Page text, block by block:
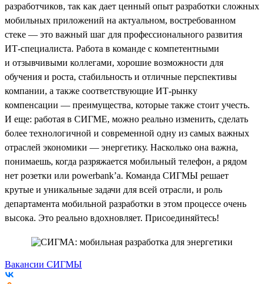
разработчиков, так как дает ценный опыт разработки сложных
мобильных приложений на актуальном, востребованном
стеке — это важный шаг для профессионального развития
ИТ-специалиста. Работа в команде с компетентными
и отзывчивыми коллегами, хорошие возможности для
обучения и роста, стабильность и отличные перспективы
компании, а также соответствующие ИТ-рынку
компенсации — преимущества, которые также стоит учесть.
И еще: работая в СИГМЕ, можно реально изменить, сделать
более технологичной и современной одну из самых важных
отраслей экономики — энергетику. Насколько она важна,
понимаешь, когда разряжается мобильный телефон, а рядом
нет розетки или powerbank’a. Команда СИГМЫ решает
крутые и уникальные задачи для всей отрасли, и роль
департамента мобильной разработки в этом процессе очень
высока. Это реально вдохновляет. Присоединяйтесь!
Вакансии СИГМЫ